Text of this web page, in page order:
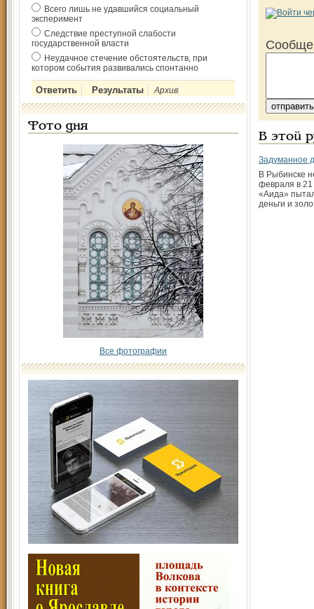
Всего лишь не удавшийся социальный
эксперимент
Следствие преступной слабости
государственной власти
Неудачное стечение обстоятельств, при
котором события развивались спонтанно
Архив
Фото дня
Все фотографии
В этой
Задуманное
В Рыбинске
февраля в 21
«Аида»
деньги и